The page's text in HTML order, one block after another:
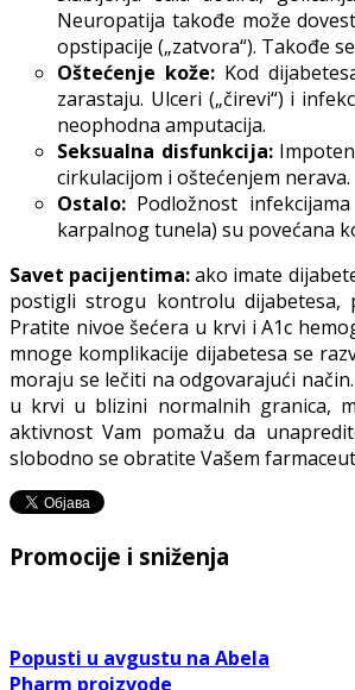
Neuropatija takođe može
opstipacije („zatvora“). Takođe
Oštećenje kože:Kod
zarastaju. Ulceri („čirevi“) i
neophodna amputacija.
Seksualna disfunkcija:
cirkulacijom i oštećenjem nerava.
Ostalo: Podložnost
karpalnog tunela) su povećana
Savet pacijentima:ako imate
postigli strogu kontrolu dijabetesa,
Pratite nivoe šećera u krvi i A1c
mnoge komplikacije dijabetesa se
moraju se lečiti na odgovarajući
u krvi u blizini normalnih granica,
aktivnost Vam pomažu da
slobodno se obratite Vašem
Promocije i sniženja
Popusti u avgustu na Abela
Pharm proizvode